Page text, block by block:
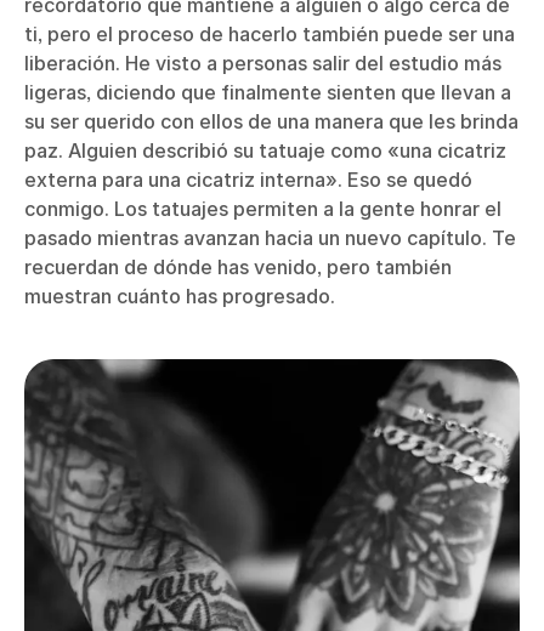
ti, pero el proceso de hacerlo también puede ser una
liberación. He visto a personas salir del estudio más
ligeras, diciendo que finalmente sienten que llevan a
su ser querido con ellos de una manera que les brinda
paz. Alguien describió su tatuaje como «una cicatriz
externa para una cicatriz interna». Eso se quedó
conmigo. Los tatuajes permiten a la gente honrar el
pasado mientras avanzan hacia un nuevo capítulo. Te
recuerdan de dónde has venido, pero también
muestran cuánto has progresado.